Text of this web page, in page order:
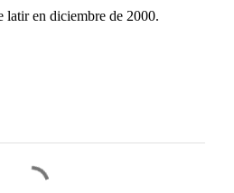
latir en diciembre de 2000.